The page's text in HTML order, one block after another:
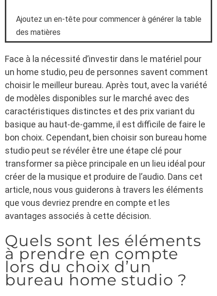
Ajoutez un en-tête pour commencer à générer la table
des matières
Face à la nécessité d’investir dans le matériel pour
un home studio, peu de personnes savent comment
choisir le meilleur bureau. Après tout, avec la variété
de modèles disponibles sur le marché avec des
caractéristiques distinctes et des prix variant du
basique au haut-de-gamme, il est difficile de faire le
bon choix. Cependant, bien choisir son bureau home
studio peut se révéler être une étape clé pour
transformer sa pièce principale en un lieu idéal pour
créer de la musique et produire de l’audio. Dans cet
article, nous vous guiderons à travers les éléments
que vous devriez prendre en compte et les
avantages associés à cette décision.
Quels sont les éléments
à prendre en compte
lors du choix d’un
bureau home studio ?